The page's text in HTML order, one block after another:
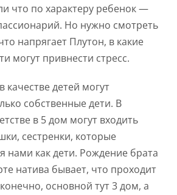
что по характеру ребенок —
Но нужно смотреть
напрягает Плутон, в какие
могут привнести стресс.
качестве детей могут
собственные дети. В
в 5 дом могут входить
сестренки, которые
нами как дети. Рождение брата
натива бывает, что проходит
основной тут 3 дом, а